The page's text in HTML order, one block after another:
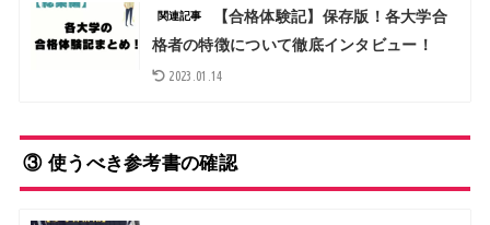
関連記事
【合格体験記】保存版！各大学合
格者の特徴について徹底インタビュー！
2023.01.14
③ 使うべき参考書の確認